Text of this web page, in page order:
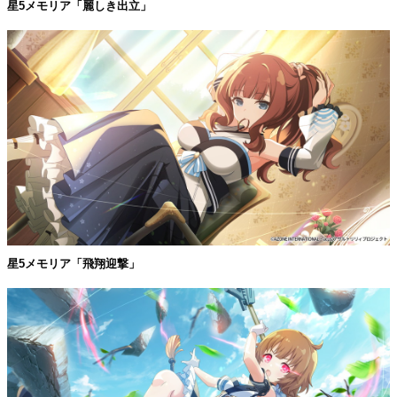
星5メモリア「麗しき出立」
星5メモリア「飛翔迎撃」